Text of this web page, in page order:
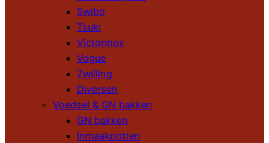
Swibo
Tsuki
Victorinox
Vogue
Zwilling
Diversen
Voedsel & GN bakken
GN bakken
Inmaakpotten